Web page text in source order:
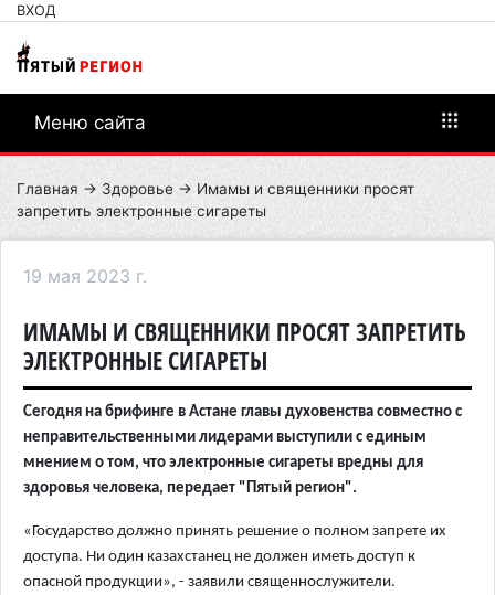
ВХОД
Меню сайта
Главная → Здоровье → Имамы и священники просят
запретить электронные сигареты
19 мая 2023 г.
ИМАМЫ И СВЯЩЕННИКИ ПРОСЯТ ЗАПРЕТИТЬ
ЭЛЕКТРОННЫЕ СИГАРЕТЫ
Сегодня на брифинге в Астане главы духовенства совместно с
неправительственными лидерами выступили с единым
мнением о том, что электронные сигареты вредны для
здоровья человека, передает "Пятый регион".
«Государство должно принять решение о полном запрете их
доступа. Ни один казахстанец не должен иметь доступ к
опасной продукции», - заявили священнослужители.